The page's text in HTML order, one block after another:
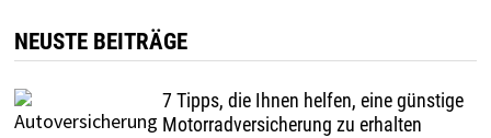
NEUSTE BEITRÄGE
7 Tipps, die Ihnen helfen, eine günstige
Motorradversicherung zu erhalten